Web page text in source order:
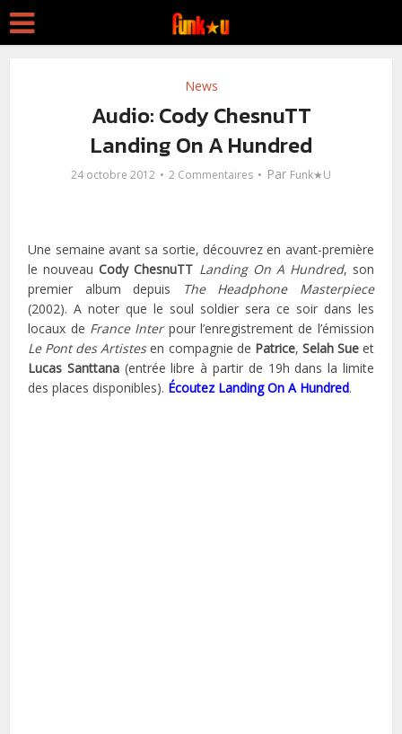
News
Audio: Cody ChesnuTT
Landing On A Hundred
24 octobre 2012 2 Commentaires Par Funk★U
Une semaine avant sa sortie, découvrez en avant-première
le nouveauCody ChesnuTT Landing On A Hundred, son
premier album depuis
The Headphone Masterpiece
(2002). A noter que le soul soldier sera ce soir dans les
locaux de France Interpour l’enregistrement de l’émission
Le Pont des Artistesen compagnie de Patrice, Selah Sueet
Lucas Santtana (entrée libre à partir de 19h dans la limite
des places disponibles). Écoutez Landing On A Hundred.